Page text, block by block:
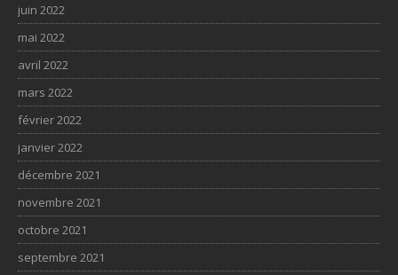
juin 2022
mai 2022
avril 2022
mars 2022
février 2022
janvier 2022
décembre 2021
novembre 2021
octobre 2021
septembre 2021